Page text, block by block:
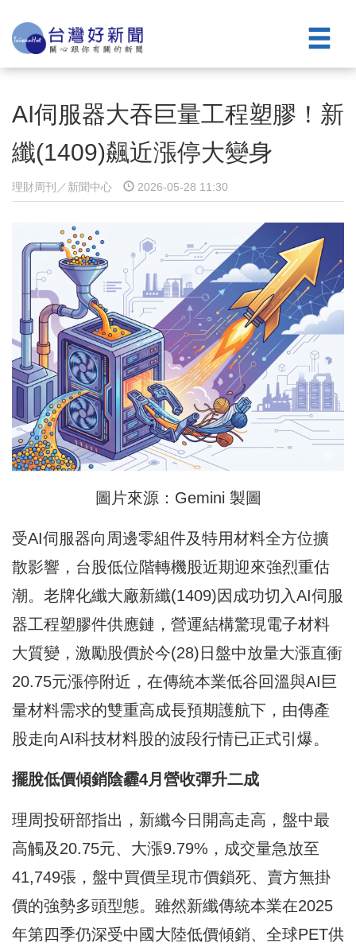
AI伺服器大吞巨量工程塑膠！新
纖(1409)飆近漲停大變身
理財周刊／新聞中心 2026-05-28 11:30
圖片來源：Gemini 製圖
受AI伺服器向周邊零組件及特用材料全方位擴
散影響，台股低位階轉機股近期迎來強烈重估
潮。老牌化纖大廠新纖(1409)因成功切入AI伺服
器工程塑膠件供應鏈，營運結構驚現電子材料
大質變，激勵股價於今(28)日盤中放量大漲直衝
20.75元漲停附近，在傳統本業低谷回溫與AI巨
量材料需求的雙重高成長預期護航下，由傳產
股走向AI科技材料股的波段行情已正式引爆。
擺脫低價傾銷陰霾4月營收彈升二成
理周投研部指出，新纖今日開高走高，盤中最
高觸及20.75元、大漲9.79%，成交量急放至
41,749張，盤中買價呈現市價鎖死、賣方無掛
價的強勢多頭型態。雖然新纖傳統本業在2025
年第四季仍深受中國大陸低價傾銷、全球PET供